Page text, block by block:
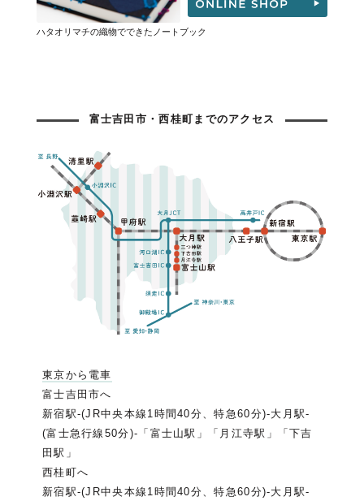
ハタオリマチの織物でできたノートブック
富士吉田市・西桂町までのアクセス
東京から電車
富士吉田市へ
新宿駅-(JR中央本線1時間40分、特急60分)-大月駅-
(富士急行線50分)-「富士山駅」「月江寺駅」「下吉
田駅」
西桂町へ
新宿駅-(JR中央本線1時間40分、特急60分)-大月駅-